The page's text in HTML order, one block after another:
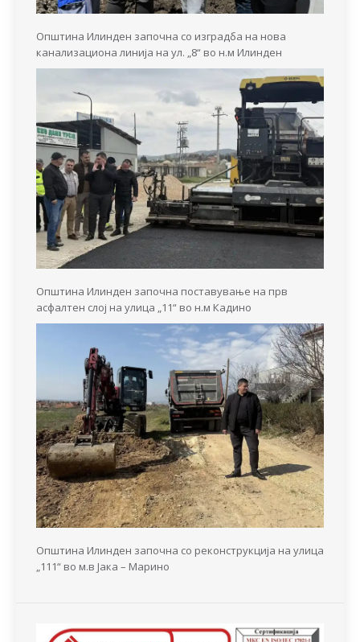
Општина Илинден започна со изградба на нова
канализациона линија на ул. „8“ во н.м Илинден
Општина Илинден започна поставување на прв
асфалтен слој на улица „11“ во н.м Кадино
Општина Илинден започна со реконструкција на улица
„111“ во м.в Јака – Марино